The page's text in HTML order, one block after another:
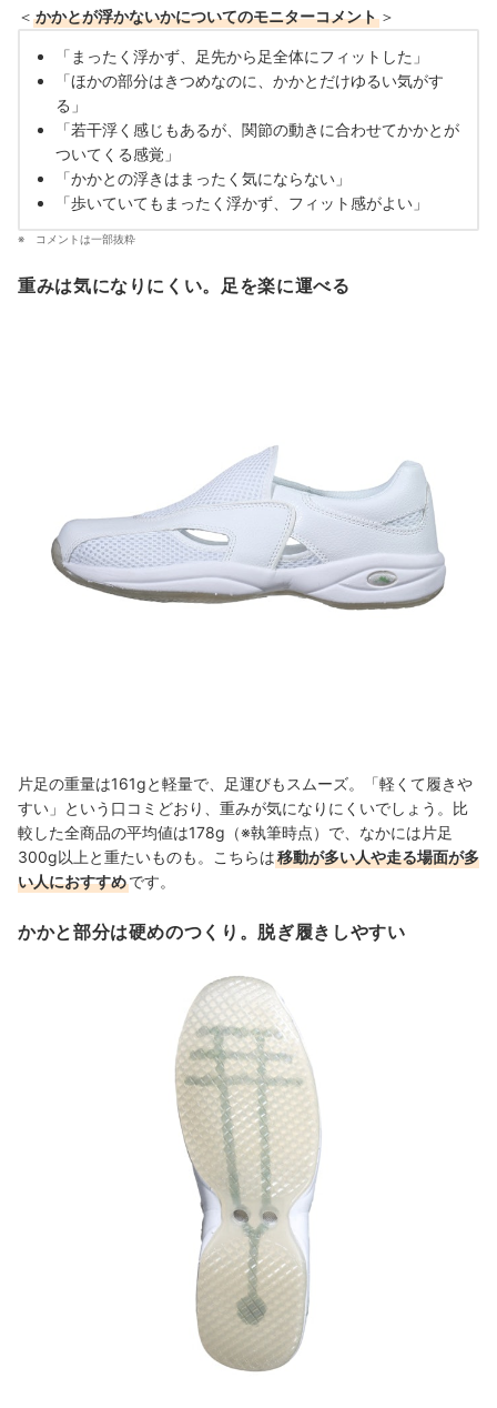
＜ かかとが浮かないかについてのモニターコメント ＞
「まったく浮かず、足先から足全体にフィットした」
「ほかの部分はきつめなのに、かかとだけゆるい気がす
る」
「若干浮く感じもあるが、関節の動きに合わせてかかとが
ついてくる感覚」
「かかとの浮きはまったく気にならない」
「歩いていてもまったく浮かず、フィット感がよい」
コメントは一部抜粋
重みは気になりにくい。足を楽に運べる
片足の重量は161gと軽量で、足運びもスムーズ。「軽くて履きや
すい」という口コミどおり、重みが気になりにくいでしょう。比
較した全商品の平均値は178g（※執筆時点）で、なかには片足
300g以上と重たいものも。こちらは移動が多い人や走る場面が多
い人におすすめです。
かかと部分は硬めのつくり。脱ぎ履きしやすい